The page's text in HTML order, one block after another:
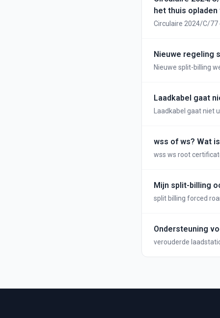
toepassing van deze
een elektrische
worden begrepen,
worden geplaatst.
de bepalingen van de btw-
btw-regels die van
het thuis
Circulaire 2024/C/
Nieuwe regeling
Nieuwe split-billing
Laadkabel gaat
Laadkabel gaat niet
wss of ws? Wat
wss ws root
Mijn split-billing
split billing forced
Ondersteuning
verouderde